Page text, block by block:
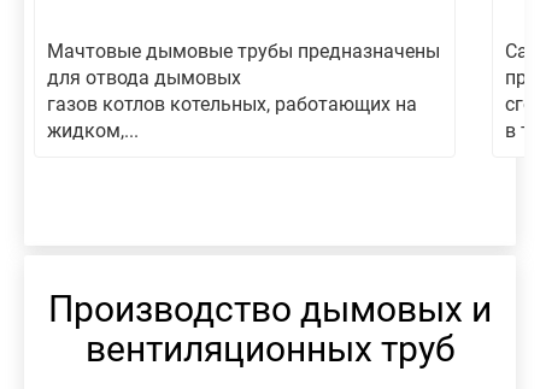
Мачтовые дымовые трубы предназначены
для отвода дымовых
газов котлов котельных, работающих на
жидком,...
в
Производство дымовых и
вентиляционных труб